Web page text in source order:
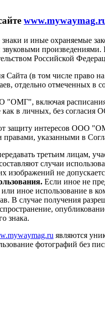
www.mywaymag
и иные охраняемые
произведениями.
Российской
(в том числе право
отдельно отмеченных в
"ОМГ", включая
в личных, без
защиту интересов ООО
правами, указанными в
третьим лицам,
случаи
изображений не
Если иное не
иное использование в
случае получения
знака.
являются
фотографий без